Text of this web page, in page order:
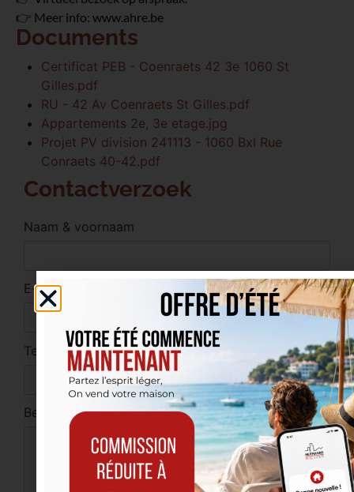
👉 Meer info: www.ahre.be
Documents
Certificat PEB - Coenraets 42 3e 1060 St
Gilles.pdf
RU - 42 Av Coenraets St Gilles.pdf
Appartements 2e, 3e etage.jpg
Projet PV division 241113 - 1060 Bxl Rue
Conraets 40-42.pdf
Contactverzoek
Naam & voornaam
E-mail
Telefoon
Bericht